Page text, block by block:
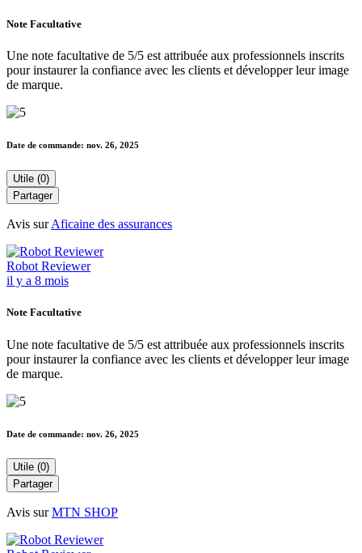
Note Facultative
Une note facultative de 5/5 est attribuée aux professionnels inscrits
pour instaurer la confiance avec les clients et développer leur image
de marque.
Date de commande: nov. 26, 2025
Utile (0)
Partager
Avis surAficaine des assurances
Robot Reviewer
il y a 8 mois
Note Facultative
Une note facultative de 5/5 est attribuée aux professionnels inscrits
pour instaurer la confiance avec les clients et développer leur image
de marque.
Date de commande: nov. 26, 2025
Utile (0)
Partager
Avis surMTN SHOP